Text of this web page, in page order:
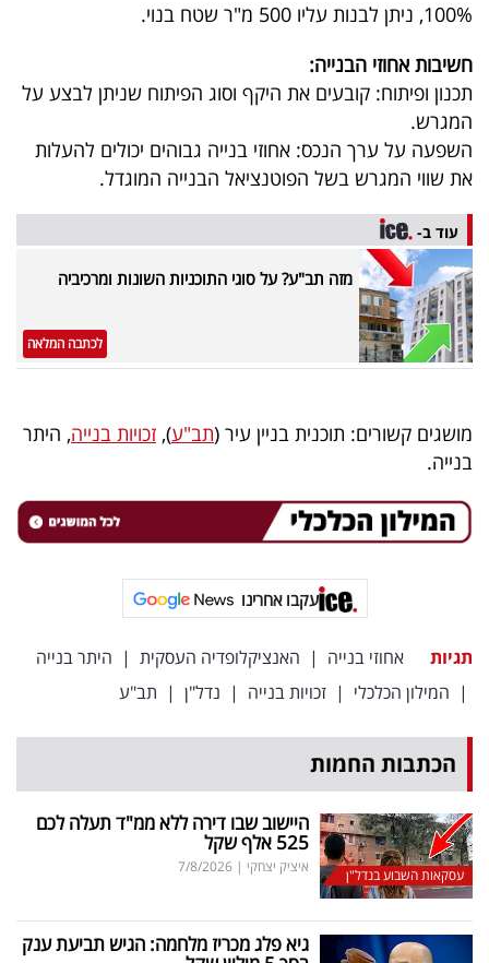
בריאות
תרבות
ופנאי
תיירות
TOP-
5
המילון
הכלכלי
פודקאסט
40
UNDER
40
ניוזלטרים
מייל
אדום
100%, ניתן לבנות עליו 500 מ"ר שטח בנוי.
חשיבות אחוזי הבנייה:
תכנון ופיתוח: קובעים את היקף וסוג הפיתוח שניתן לבצע על
המגרש.
השפעה על ערך הנכס: אחוזי בנייה גבוהים יכולים להעלות
את שווי המגרש בשל הפוטנציאל הבנייה המוגדל.
עוד ב-
מזה תב"ע? על סוגי התוכניות השונות ומרכיביה
לכתבה המלאה
מושגים קשורים: תוכנית בניין עיר (תב"ע), זכויות בנייה, היתר
בנייה.
עקבו אחרינו
תגיות אחוזי בנייה | האנציקלופדיה העסקית | היתר בנייה
| המילון הכלכלי | זכויות בנייה | נדל"ן | תב"ע
הכתבות החמות
עסקאות השבוע בנדל"ן
היישוב שבו דירה ללא ממ"ד תעלה לכם
525 אלף שקל
איציק יצחקי |
7/8/2026
גיא פלג מכריז מלחמה: הגיש תביעת ענק